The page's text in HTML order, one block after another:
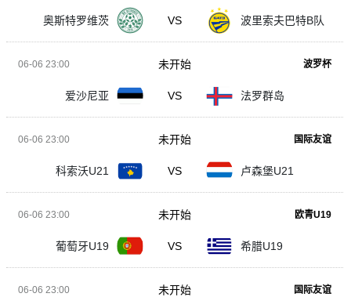
奥斯特罗维茨 VS 波里索夫巴特B队
06-06 23:00 波罗杯
爱沙尼亚 VS 法罗群岛
未开始
06-06 23:00 国际友谊
科索沃U21 VS 卢森堡U21
未开始
06-06 23:00 欧青U19
葡萄牙U19 VS 希腊U19
未开始
06-06 23:00 国际友谊
未开始